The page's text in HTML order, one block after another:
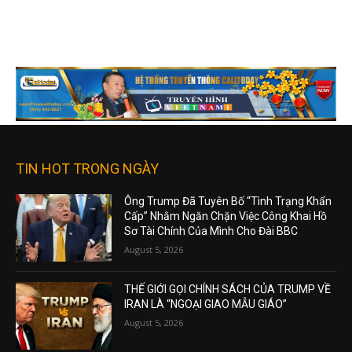
TIN HOT TRONG NGÀY
Ông Trump Đã Tuyên Bố “Tình Trạng Khẩn
Cấp” Nhằm Ngăn Chặn Việc Công Khai Hồ
Sơ Tài Chính Của Mình Cho Đài BBC
August 5, 2026
THẾ GIỚI GỌI CHÍNH SÁCH CỦA TRUMP VỀ
IRAN LÀ “NGOẠI GIAO MẪU GIÁO”
August 5, 2026